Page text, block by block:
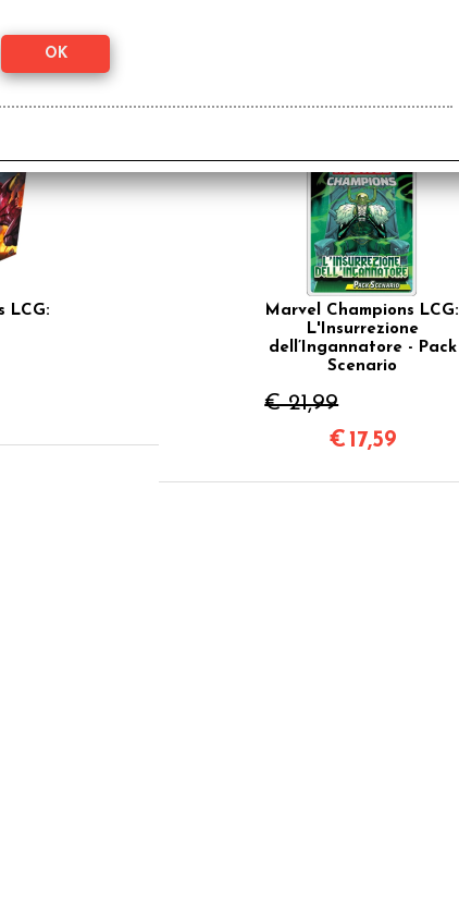
LCG:
Marvel Champions LCG:
L'Insurrezione
dell’Ingannatore - Pack
Scenario
€ 21,99
€ 17,59